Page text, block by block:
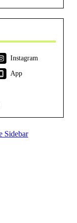
Instagram
App